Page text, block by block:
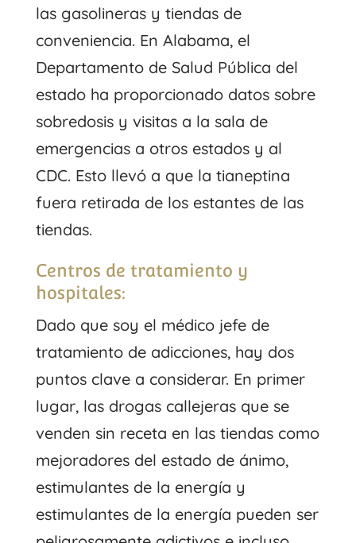
las gasolineras y tiendas de
conveniencia. En Alabama, el
Departamento de Salud Pública del
estado ha proporcionado datos sobre
sobredosis y visitas a la sala de
emergencias a otros estados y al
CDC. Esto llevó a que la tianeptina
fuera retirada de los estantes de las
tiendas.
Centros de tratamiento y
hospitales:
Dado que soy el médico jefe de
tratamiento de adicciones, hay dos
puntos clave a considerar. En primer
lugar, las drogas callejeras que se
venden sin receta en las tiendas como
mejoradores del estado de ánimo,
estimulantes de la energía y
estimulantes de la energía pueden ser